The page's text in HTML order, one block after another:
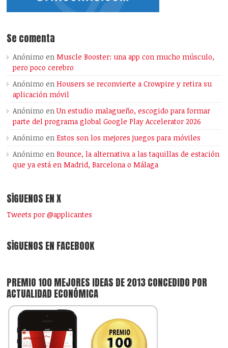
Se comenta
Anónimo enMuscle Booster: una app con mucho músculo,
pero poco cerebro
Anónimo enHousers se reconvierte a Crowpire y retira su
aplicación móvil
Anónimo enUn estudio malagueño, escogido para formar
parte del programa global Google Play Accelerator 2026
Anónimo enEstos son los mejores juegos para móviles
Anónimo enBounce, la alternativa a las taquillas de estación
que ya está en Madrid, Barcelona o Málaga
SÍGUENOS EN X
Tweets por @applicantes
SÍGUENOS EN FACEBOOK
PREMIO 100 MEJORES IDEAS DE 2013 CONCEDIDO POR
ACTUALIDAD ECONÓMICA